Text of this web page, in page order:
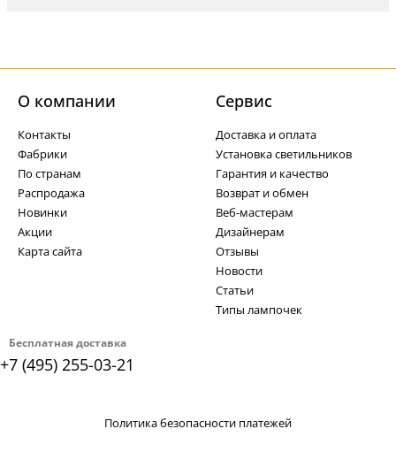
Бесплатная доставка
+7 (495) 255-03-21
О компании
Контакты
Фабрики
По странам
Распродажа
Новинки
Акции
Карта сайта
Cервис
Доставка и оплата
Установка светильников
Гарантия и качество
Возврат и обмен
Веб-мастерам
Дизайнерам
Отзывы
Новости
Статьи
Типы лампочек
Политика безопасности платежей